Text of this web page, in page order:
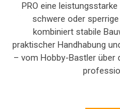
PRO eine
schwere oder
kombiniert stabile
praktischer Handhabung
– vom Hobby-Bastler über